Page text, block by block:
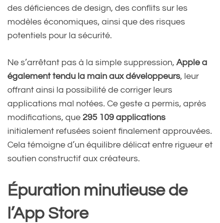
des déficiences de design, des conflits sur les
modèles économiques, ainsi que des risques
potentiels pour la sécurité.
Ne s’arrêtant pas à la simple suppression, Apple a
également tendu la main aux développeurs, leur
offrant ainsi la possibilité de corriger leurs
applications mal notées. Ce geste a permis, après
modifications, que 295 109 applications
initialement refusées soient finalement approuvées.
Cela témoigne d’un équilibre délicat entre rigueur et
soutien constructif aux créateurs.
Épuration minutieuse de
l’App Store